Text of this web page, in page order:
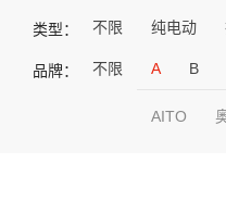
类型： 不限 纯电动
品牌： 不限 A B
AITO